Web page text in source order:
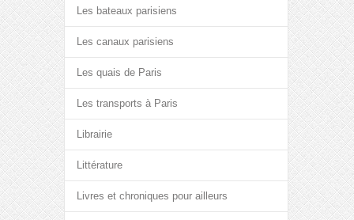
Les bateaux parisiens
Les canaux parisiens
Les quais de Paris
Les transports à Paris
Librairie
Littérature
Livres et chroniques pour ailleurs